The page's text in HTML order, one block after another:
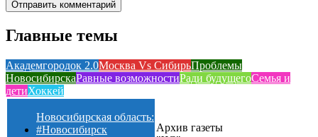
Главные темы
Академгородок 2.0Москва Vs СибирьПроблемы
НовосибирскаРавные возможностиРади будущегоСемья и
детиХоккей
Новосибирская область:
#Новосибирск
Архив газеты